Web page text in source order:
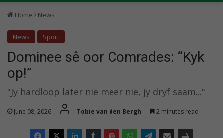
Home News
News Sport
Dominee sê oor Comrades: “Kyk
op!”
"Jy hardloop later nie meer nie, jy dryf saam..."
June 08, 2026 Tobie van den Bergh 2 minutes read